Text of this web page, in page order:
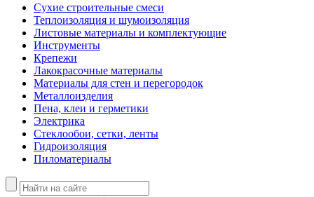
Сухие строительные смеси
Теплоизоляция и шумоизоляция
Листовые материалы и комплектующие
Инструменты
Крепежи
Лакокрасочные материалы
Материалы для стен и перегородок
Металлоизделия
Пена, клеи и герметики
Электрика
Стеклообои, сетки, ленты
Гидроизоляция
Пиломатериалы